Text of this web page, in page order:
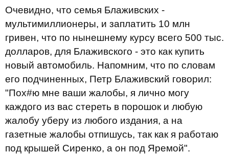
Очевидно, что семья Блаживских -
мультимиллионеры, и заплатить 10 млн
гривен, что по нынешнему курсу всего 500 тыс.
долларов, для Блаживского - это как купить
новый автомобиль. Напомним, что по словам
его подчиненных, Петр Блаживский говорил:
"Пох#ю мне ваши жалобы, я лично могу
каждого из вас стереть в порошок и любую
жалобу уберу из любого издания, а на
газетные жалобы отпишусь, так как я работаю
под крышей Сиренко, а он под Яремой".